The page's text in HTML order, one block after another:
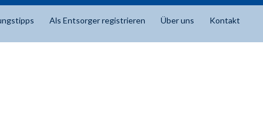
Als Entsorger registrieren Über uns Kontakt